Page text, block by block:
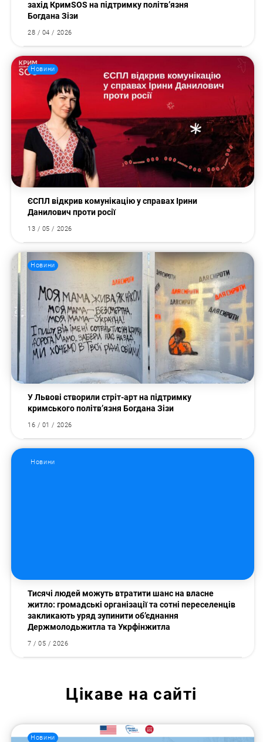
захід КримSOS на підтримку політв’язня
Богдана Зізи
28 / 04 / 2026
Новини
ЄСПЛ відкрив комунікацію у справах Ірини
Данилович проти росії
13 / 05 / 2026
Новини
У Львові створили стріт-арт на підтримку
кримського політв’язня Богдана Зізи
16 / 01 / 2026
Новини
Тисячі людей можуть втратити шанс на власне
житло: громадські організації та сотні переселенців
закликають уряд зупинити об’єднання
Держмолодьжитла та Укрфінжитла
7 / 05 / 2026
Цікаве на сайті
Новини